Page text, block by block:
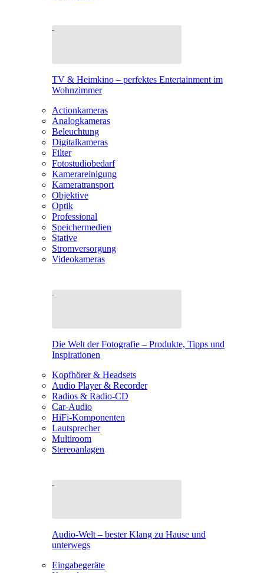
TV & Heimkino – perfektes Entertainment im
Wohnzimmer
Actionkameras
Analogkameras
Beleuchtung
Digitalkameras
Filter
Fotostudiobedarf
Kamerareinigung
Kameratransport
Objektive
Optik
Professional
Speichermedien
Stative
Stromversorgung
Videokameras
Die Welt der Fotografie – Produkte, Tipps und
Inspirationen
Kopfhörer & Headsets
Audio Player & Recorder
Radios & Radio-CD
Car-Audio
HiFi-Komponenten
Lautsprecher
Multiroom
Stereoanlagen
Audio-Welt – bester Klang zu Hause und
unterwegs
Eingabegeräte